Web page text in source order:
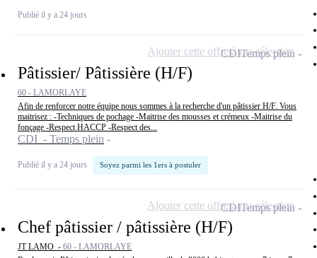
Publié il y a 24 jours
Pâtissier/ Pâtissière (H/F)
60 - LAMORLAYE
Afin de renforcer notre équipe nous sommes à la recherche d'un pâtissier H/F. Vous
maitrisez : -Techniques de pochage -Maitrise des mousses et crémeux -Maitrise du
fonçage -Respect HACCP -Respect des...
CDI - Temps plein
Publié il y a 24 jours Soyez parmi les 1ers à postuler
CDITemps plein
Ajouter cette offre à ma sélection
Chef pâtissier / pâtissière (H/F)
JT LAMO - 60 - LAMORLAYE
CDITemps plein
Ajouter cette offre à ma sélection